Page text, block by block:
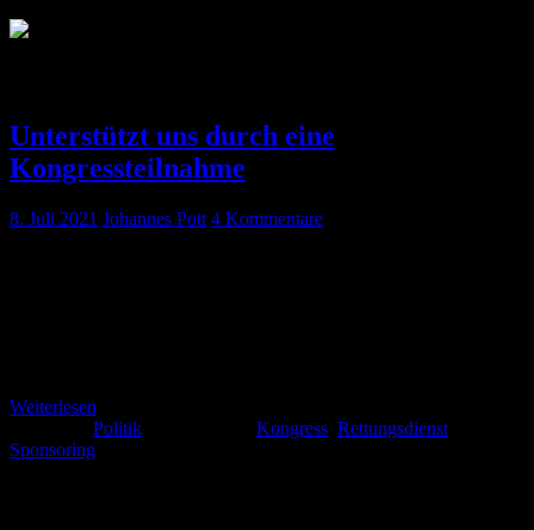
Unterstützt uns durch eine
Kongressteilnahme
8. Juli 2021 Johannes Pott 4 Kommentare
Weiterlesen
Politik Kongress Rettungsdienst
Sponsoring